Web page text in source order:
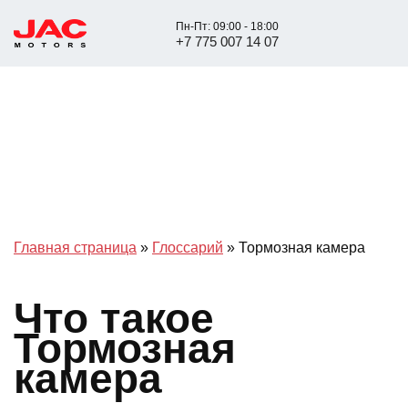
Пн-Пт: 09:00 - 18:00
+7 775 007 14 07
Главная страница » Глоссарий » Тормозная камера
Что такое
Тормозная
камера